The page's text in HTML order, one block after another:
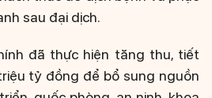
sau đại dịch.
đã thực hiện tăng thu, tiết
tỷ đồng để bổ sung nguồn